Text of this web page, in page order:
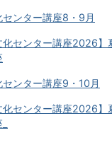
ンター講座8・9月
化センター講座2026】
ンター講座9・10月
化センター講座2026】